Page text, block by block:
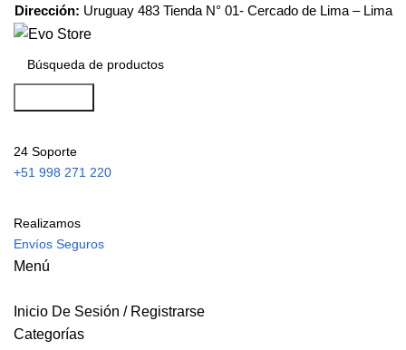
Dirección: Uruguay 483 Tienda N° 01- Cercado de Lima – Lima
24 Soporte
+51 998 271 220
Realizamos
Envíos Seguros
Menú
Inicio De Sesión / Registrarse
Categorías